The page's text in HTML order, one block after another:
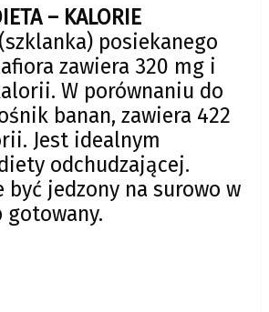
– KALORIE
posiekanego
zawiera 320 mg i
W porównaniu do
banan, zawiera 422
Jest idealnym
odchudzającej.
być jedzony na surowo w
gotowany.